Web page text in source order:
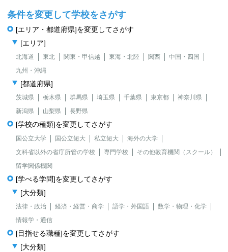
条件を変更して学校をさがす
[エリア・都道府県]を変更してさがす
[エリア]
北海道 東北 関東・甲信越 東海・北陸 関西
中国・四国
九州・沖縄
[都道府県]
茨城県 栃木県 群馬県 埼玉県 千葉県 東京都
神奈川県
新潟県
山梨県 長野県
[学校の種類]を変更してさがす
国公立大学 国公立短大 私立短大
海外の大学
文科省以外の省庁所管の学校
専門学校
その他教育機関（スクール）
留学関係機関
[学べる学問]を変更してさがす
[大分類]
法律・政治 経済・経営・商学 語学・外国語
数学・物理・化学
情報学・通信
[目指せる職種]を変更してさがす
[大分類]